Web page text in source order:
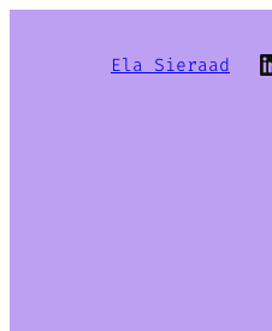
Ela Sieraad